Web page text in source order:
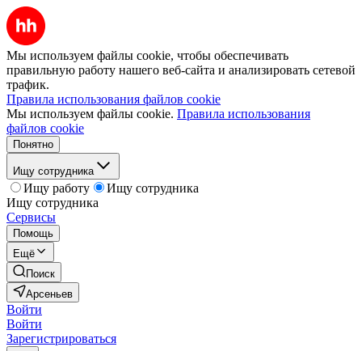
Мы используем файлы cookie, чтобы обеспечивать
правильную работу нашего веб-сайта и анализировать сетевой
трафик.
Правила использования файлов cookie
Мы используем файлы cookie. Правила использования
файлов cookie
Понятно
Ищу сотрудника
Ищу работу
Ищу сотрудника
Ищу сотрудника
Сервисы
Помощь
Ещё
Поиск
Арсеньев
Войти
Войти
Зарегистрироваться